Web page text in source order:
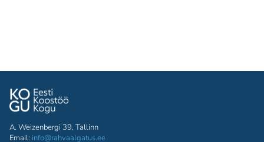
A. Weizenbergi 39, Tallinn
Email: info@rahvaalgatus.ee